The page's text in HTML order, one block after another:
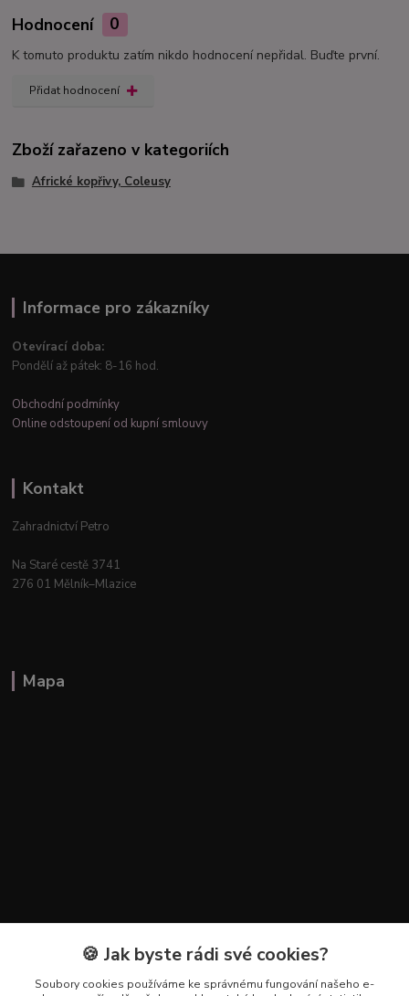
Hodnocení 0
K tomuto produktu zatím nikdo hodnocení nepřidal. Buďte první.
Přidat hodnocení
Zboží zařazeno v kategoriích
Africké kopřivy, Coleusy
Informace pro zákazníky
Otevírací doba:
Pondělí až pátek: 8-16 hod.
Obchodní podmínky
Online odstoupení od kupní smlouvy
Kontakt
Zahradnictví Petro
Na Staré cestě 3741
276 01 Mělník–Mlazice
Mapa
Kontakty🍪 Jak byste rádi své cookies?
Soubory cookies používáme ke správnému fungování našeho e-